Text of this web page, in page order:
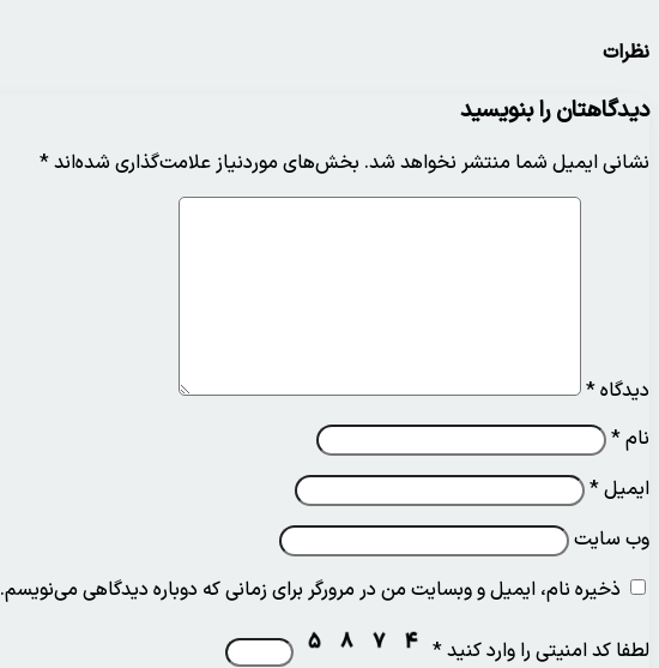
نظرات
دیدگاهتان را بنویسید
نشانی ایمیل شما منتشر نخواهد شد. بخش‌های موردنیاز علامت‌گذاری شده‌اند*
دیدگاه*
نام*
ایمیل*
وب‌ سایت
ذخیره نام، ایمیل و وبسایت من در مرورگر برای زمانی که دوباره دیدگاهی می‌نویسم.
لطفا کد امنیتی را وارد کنید*